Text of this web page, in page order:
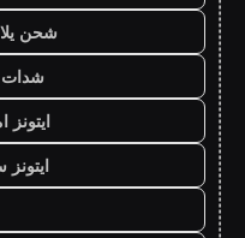
شحن يلا
شدات